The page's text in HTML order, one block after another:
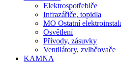
Elektrospotřebiče
Infrazářiče, topidla
MO Ostatní
Osvětlení
Přívody, zásuvky
Ventilátory, zvlhčovače
KAMNA